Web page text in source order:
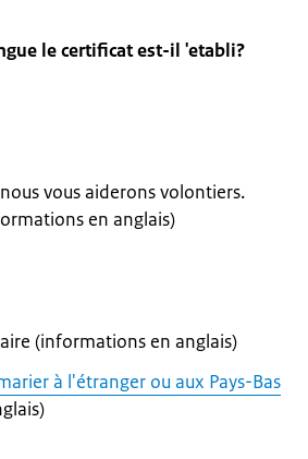
le certificat est-il 'etabli?
vous aiderons volontiers.
en anglais)
(informations en anglais)
à l'étranger ou aux Pays-Bas